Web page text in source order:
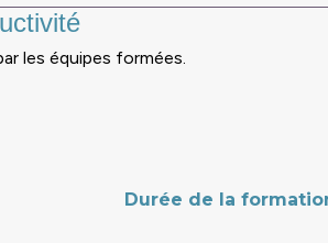
les équipes formées.
Durée de la